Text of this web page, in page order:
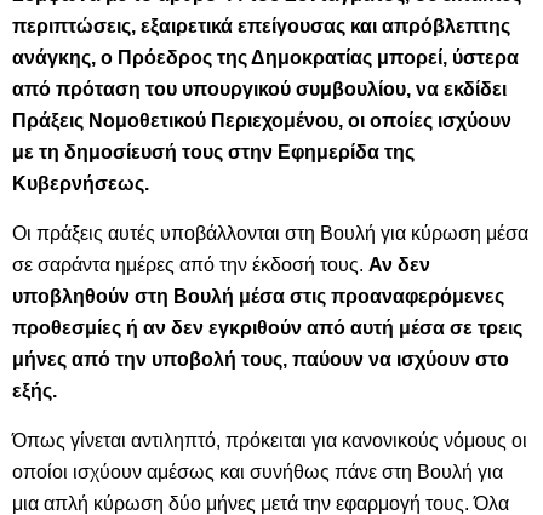
περιπτώσεις, εξαιρετικά επείγουσας και απρόβλεπτης
ανάγκης, ο Πρόεδρος της Δημοκρατίας μπορεί, ύστερα
από πρόταση του υπουργικού συμβουλίου, να εκδίδει
Πράξεις Νομοθετικού Περιεχομένου, οι οποίες ισχύουν
με τη δημοσίευσή τους στην Εφημερίδα της
Κυβερνήσεως.
Οι πράξεις αυτές υποβάλλονται στη Βουλή για κύρωση μέσα
σε σαράντα ημέρες από την έκδοσή τους. Αν δεν
υποβληθούν στη Βουλή μέσα στις προαναφερόμενες
προθεσμίες ή αν δεν εγκριθούν από αυτή μέσα σε τρεις
μήνες από την υποβολή τους, παύουν να ισχύουν στο
εξής.
Όπως γίνεται αντιληπτό, πρόκειται για κανονικούς νόμους οι
οποίοι ισχύουν αμέσως και συνήθως πάνε στη Βουλή για
μια απλή κύρωση δύο μήνες μετά την εφαρμογή τους. Όλα